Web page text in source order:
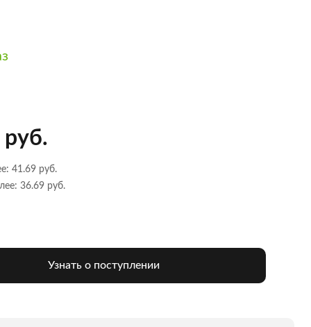
41.69 руб.
36.69 руб.
Узнать о поступлении